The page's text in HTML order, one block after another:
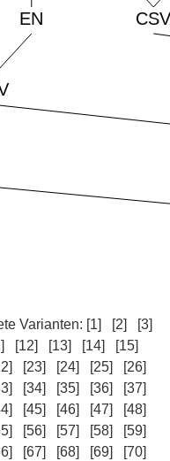
Varianten: [1] [2]
[3]
[12] [13] [14]
[15]
[23] [24] [25]
[26]
[34] [35] [36]
[37]
[45] [46] [47]
[48]
[56] [57] [58]
[59]
[67] [68] [69]
[70]